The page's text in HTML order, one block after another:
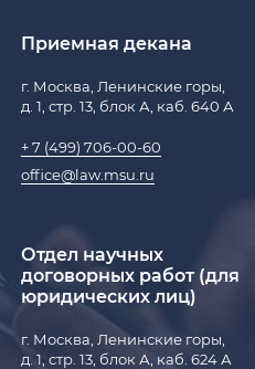
Приемная декана
г. Москва, Ленинские горы,
д. 1, стр. 13, блок А, каб. 640 А
+ 7 (499) 706-00-60
office@law.msu.ru
Отдел научных
договорных работ (для
юридических лиц)
г. Москва, Ленинские горы,
д. 1, стр. 13, блок А, каб. 624 А